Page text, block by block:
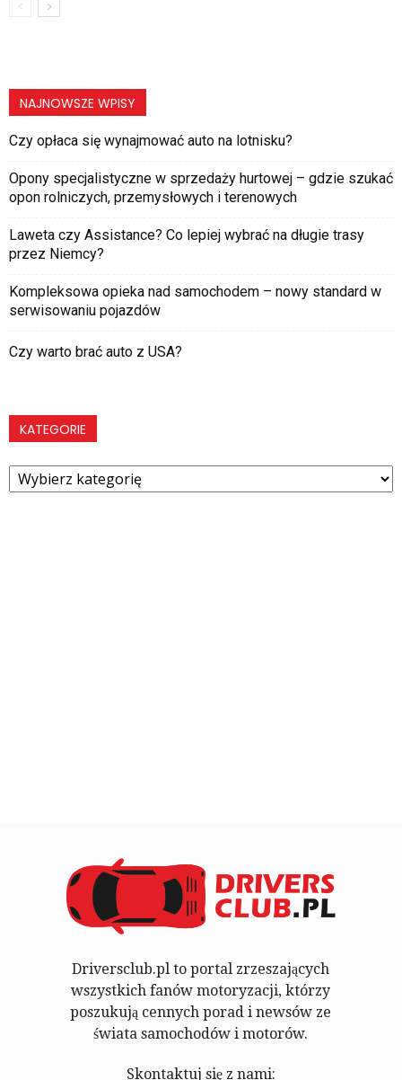
NAJNOWSZE WPISY
Czy opłaca się wynajmować auto na lotnisku?
Opony specjalistyczne w sprzedaży hurtowej – gdzie szukać
opon rolniczych, przemysłowych i terenowych
Laweta czy Assistance? Co lepiej wybrać na długie trasy
przez Niemcy?
Kompleksowa opieka nad samochodem – nowy standard w
serwisowaniu pojazdów
Czy warto brać auto z USA?
KATEGORIE
Kategorie
Driversclub.pl to portal zrzeszających
wszystkich fanów motoryzacji, którzy
poszukują cennych porad i newsów ze
świata samochodów i motorów.
Skontaktuj się z nami: